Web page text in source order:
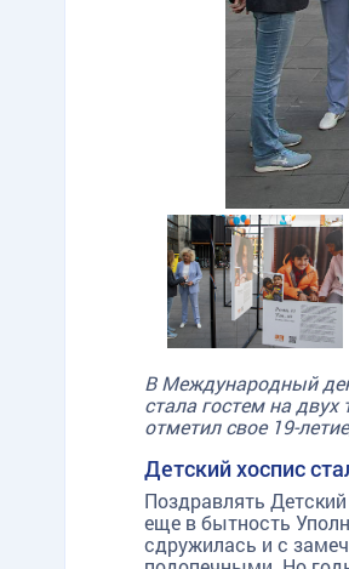
В Международный
стала гостем на двух
отметил свое 19-
Детский хоспис
Поздравлять
еще в бытность
сдружилась и с